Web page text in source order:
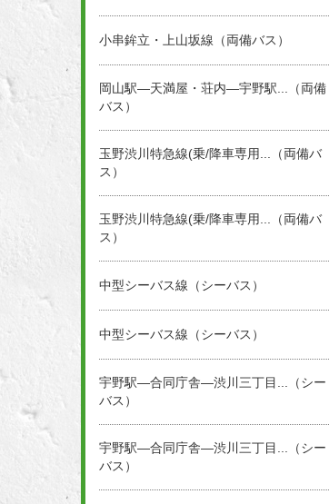
小串鉾立・上山坂線（両備バス）
岡山駅―天満屋・荘内―宇野駅...（両備
バス）
玉野渋川特急線(乗/降車専用...（両備バ
ス）
玉野渋川特急線(乗/降車専用...（両備バ
ス）
中型シーバス線（シーバス）
中型シーバス線（シーバス）
宇野駅―合同庁舎―渋川三丁目...（シー
バス）
宇野駅―合同庁舎―渋川三丁目...（シー
バス）